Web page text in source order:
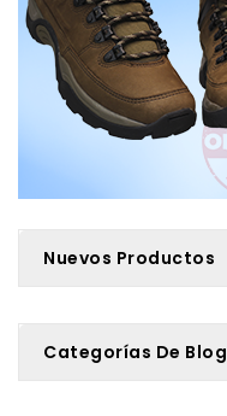
Nuevos Productos
Categorías De Blog